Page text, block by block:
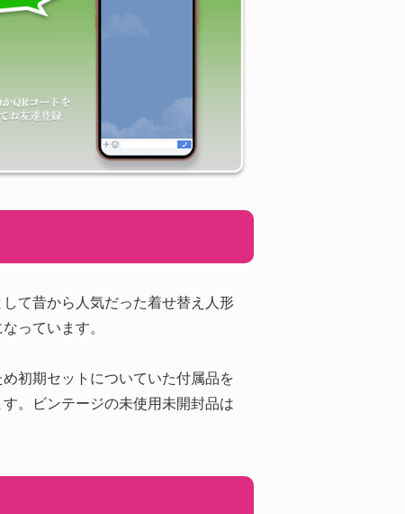
て昔から人気だった着せ替え人形
っています。
初期セットについていた付属品を
。ビンテージの未使用未開封品は